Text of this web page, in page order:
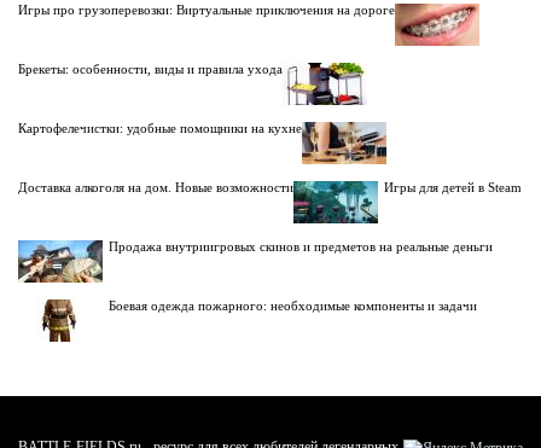
Игры про грузоперевозки: Виртуальные приключения на дороге
Брекеты: особенности, виды и правила ухода
Картофелечистки: удобные помощники на кухне
Доставка алкоголя на дом. Новые возможности Игры для детей в Steam
Продажа внутриигровых скинов и предметов на реальные деньги
Боевая одежда пожарного: необходимые компоненты и задачи